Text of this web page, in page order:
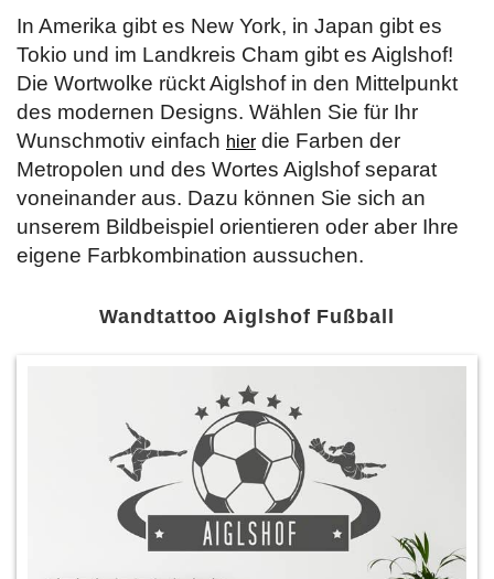
In Amerika gibt es New York, in Japan gibt es
Tokio und im Landkreis Cham gibt es Aiglshof!
Die Wortwolke rückt Aiglshof in den Mittelpunkt
des modernen Designs. Wählen Sie für Ihr
Wunschmotiv einfach hier die Farben der
Metropolen und des Wortes Aiglshof separat
voneinander aus. Dazu können Sie sich an
unserem Bildbeispiel orientieren oder aber Ihre
eigene Farbkombination aussuchen.
Wandtattoo Aiglshof Fußball